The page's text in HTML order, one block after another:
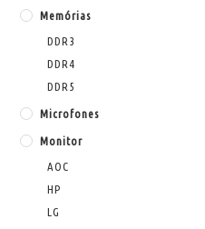
Memórias
DDR3
DDR4
DDR5
Microfones
Monitor
AOC
HP
LG